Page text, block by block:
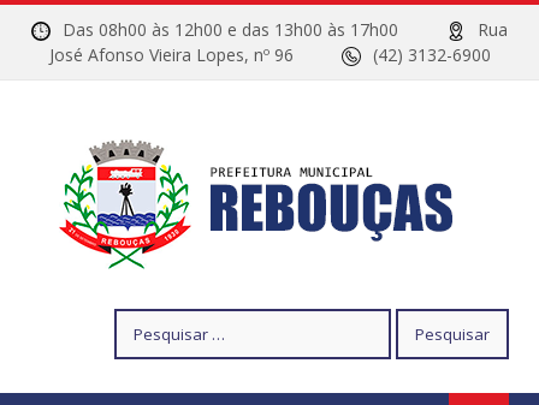
Das 08h00 às 12h00 e das 13h00 às 17h00
Rua
José Afonso Vieira Lopes, nº 96
(42) 3132-6900
por: